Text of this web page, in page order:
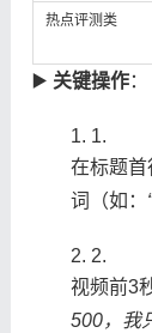
热点评测类
▶️ ​ ​关键操作​​：
1.
在标题首
词（如：
2.
视频前3
500，我